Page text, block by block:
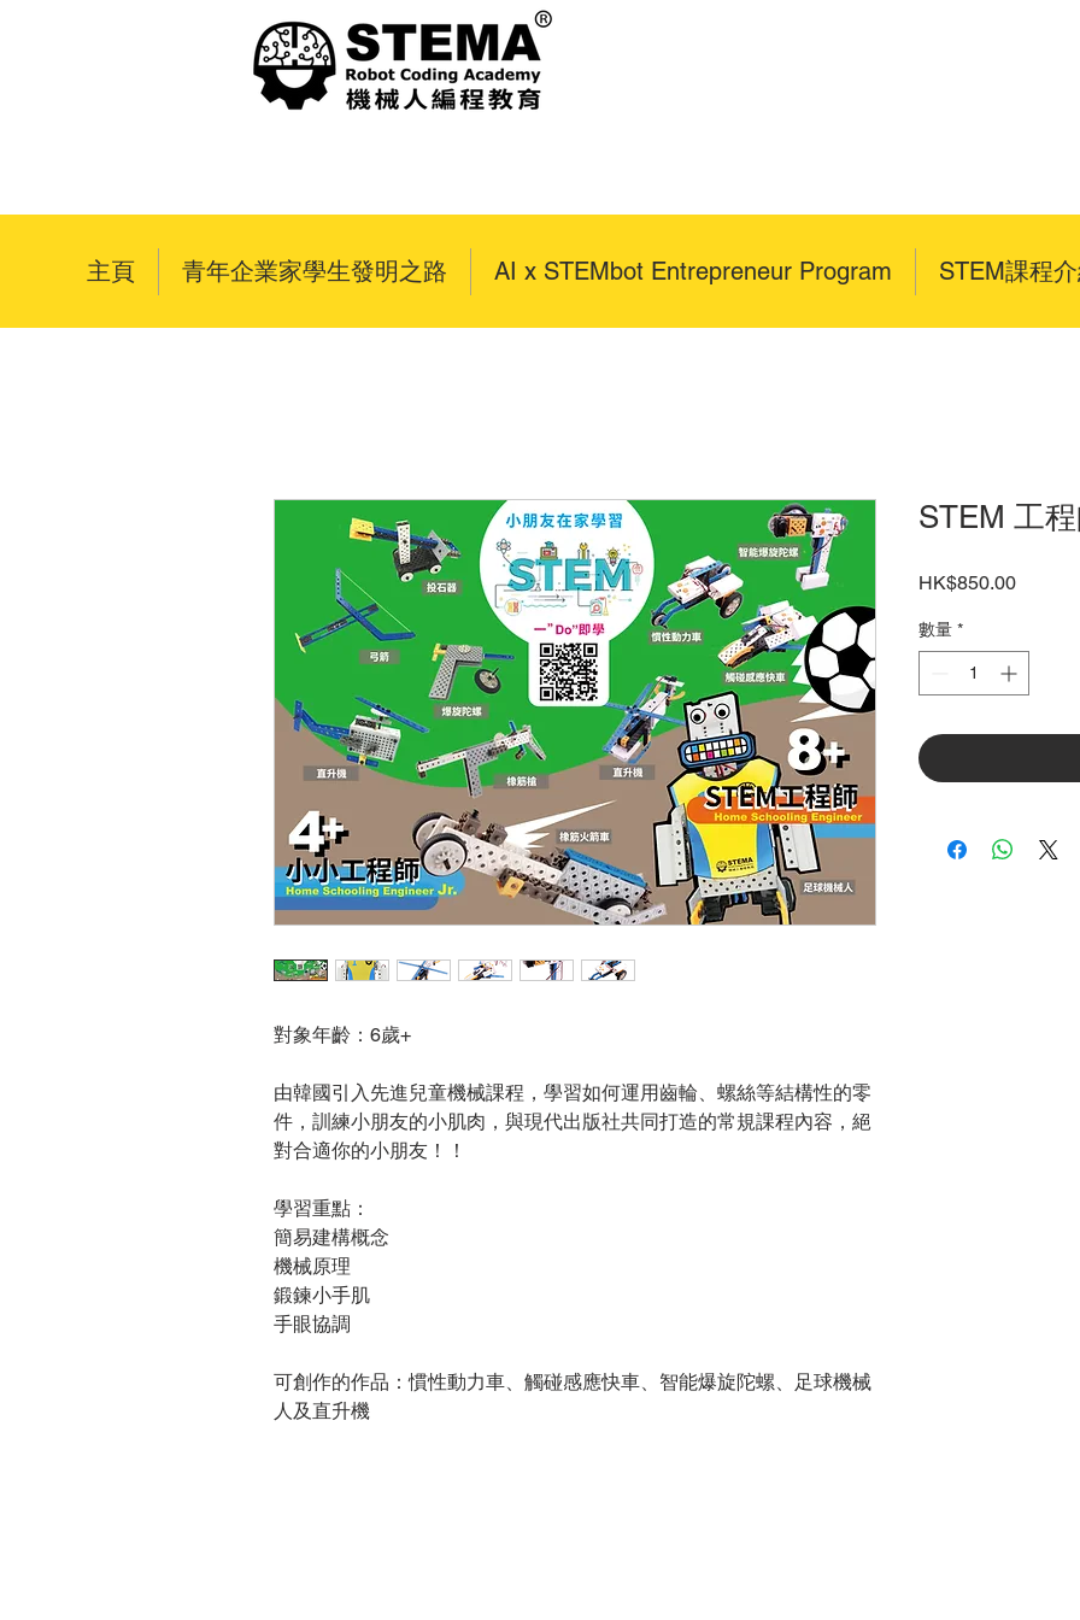
主頁 青年企業家學生發明之路 AI x STEMbot Entrepreneur Program STEM課程
對象年齡：6歲+
由韓國引入先進兒童機械課程，學習如何運用齒輪、螺絲等結構性的零
件，訓練小朋友的小肌肉，與現代出版社共同打造的常規課程內容，絕
對合適你的小朋友！！
學習重點：
簡易建構概念
機械原理
鍛鍊小手肌
手眼協調
可創作的作品：慣性動力車、觸碰感應快車、智能爆旋陀螺、足球機械
人及直升機
STEM 工
HK$850.00價
數量 *